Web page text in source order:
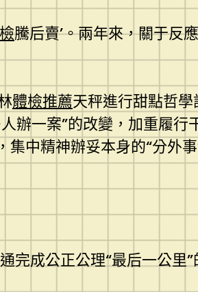
騰后賣’。兩年來，關于反
體檢推薦天秤進行甜點哲
辦一案”的改變，加重履行
中精神辦妥本身的“分外
完成公正公理“最后一公里